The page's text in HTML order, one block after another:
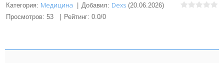
Категория: Медицина Добавил: Dexs (20.06.2026)
Просмотров: 53 Рейтинг: 0.0/0